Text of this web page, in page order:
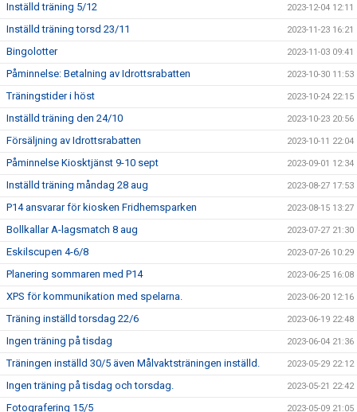
Inställd träning 5/12 2023-12-04 12:11
Inställd träning torsd 23/11 2023-11-23 16:21
Bingolotter 2023-11-03 09:41
Påminnelse: Betalning av Idrottsrabatten 2023-10-30 11:53
Träningstider i höst 2023-10-24 22:15
Inställd träning den 24/10 2023-10-23 20:56
Försäljning av Idrottsrabatten 2023-10-11 22:04
Påminnelse Kiosktjänst 9-10 sept 2023-09-01 12:34
Inställd träning måndag 28 aug 2023-08-27 17:53
P14 ansvarar för kiosken Fridhemsparken 2023-08-15 13:27
Bollkallar A-lagsmatch 8 aug 2023-07-27 21:30
Eskilscupen 4-6/8 2023-07-26 10:29
Planering sommaren med P14 2023-06-25 16:08
XPS för kommunikation med spelarna. 2023-06-20 12:16
Träning inställd torsdag 22/6 2023-06-19 22:48
Ingen träning på tisdag 2023-06-04 21:36
Träningen inställd 30/5 även Målvaktsträningen inställd. 2023-05-29 22:12
Ingen träning på tisdag och torsdag. 2023-05-21 22:42
Fotografering 15/5 2023-05-09 21:05